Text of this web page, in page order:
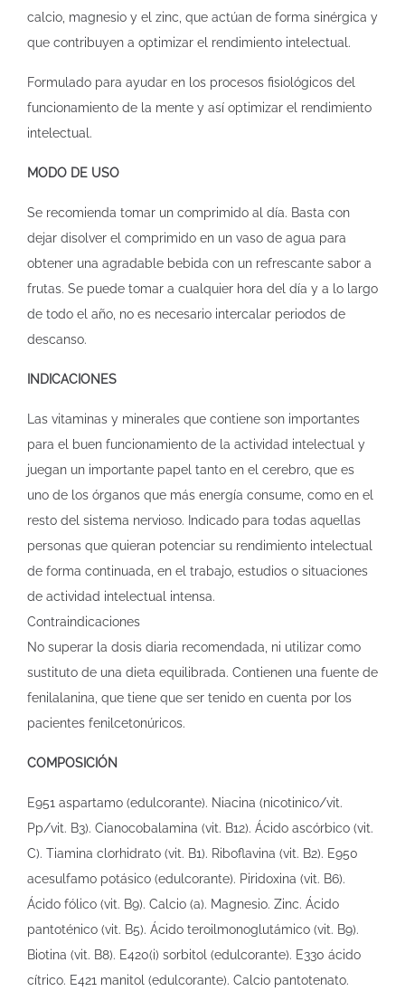
calcio, magnesio y el zinc, que actúan de forma sinérgica y
que contribuyen a optimizar el rendimiento intelectual.
Formulado para ayudar en los procesos fisiológicos del
funcionamiento de la mente y así optimizar el rendimiento
intelectual.
MODO DE USO
Se recomienda tomar un comprimido al día. Basta con
dejar disolver el comprimido en un vaso de agua para
obtener una agradable bebida con un refrescante sabor a
frutas. Se puede tomar a cualquier hora del día y a lo largo
de todo el año, no es necesario intercalar periodos de
descanso.
INDICACIONES
Las vitaminas y minerales que contiene son importantes
para el buen funcionamiento de la actividad intelectual y
juegan un importante papel tanto en el cerebro, que es
uno de los órganos que más energía consume, como en el
resto del sistema nervioso. Indicado para todas aquellas
personas que quieran potenciar su rendimiento intelectual
de forma continuada, en el trabajo, estudios o situaciones
de actividad intelectual intensa.
Contraindicaciones
No superar la dosis diaria recomendada, ni utilizar como
sustituto de una dieta equilibrada. Contienen una fuente de
fenilalanina, que tiene que ser tenido en cuenta por los
pacientes fenilcetonúricos.
COMPOSICIÓN
E951 aspartamo (edulcorante). Niacina (nicotinico/vit.
Pp/vit. B3). Cianocobalamina (vit. B12). Ácido ascórbico (vit.
C). Tiamina clorhidrato (vit. B1). Riboflavina (vit. B2). E950
acesulfamo potásico (edulcorante). Piridoxina (vit. B6).
Ácido fólico (vit. B9). Calcio (a). Magnesio. Zinc. Ácido
pantoténico (vit. B5). Ácido teroilmonoglutámico (vit. B9).
Biotina (vit. B8). E420(i) sorbitol (edulcorante). E330 ácido
cítrico. E421 manitol (edulcorante). Calcio pantotenato.